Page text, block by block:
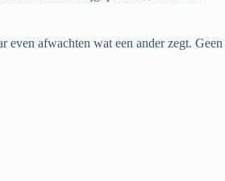
even afwachten wat een ander zegt. Geen